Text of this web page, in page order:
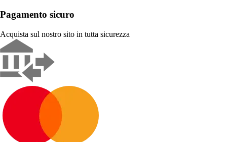
Pagamento sicuro
Acquista sul nostro sito in tutta sicurezza